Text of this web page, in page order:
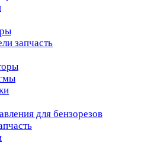
запчасть
для бензорезов